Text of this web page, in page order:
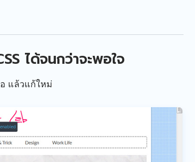
ได้จนกว่าจะพอใจ
แล้วแก้ใหม่